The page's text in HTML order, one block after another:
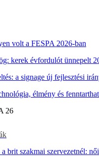
volt a FESPA 2026-ban
kerek évfordulót ünnepelt
a signage új fejlesztési
élmény és
26
a brit szakmai szervezetnél: